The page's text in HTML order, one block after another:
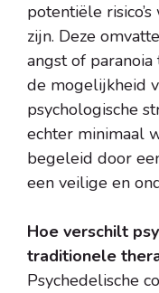
potentiële
zijn. Deze
angst of
de mogelijkheid
psychologische
echter minimaal
begeleid door
een veilige en
Hoe verschilt
traditionele
Psychedelische